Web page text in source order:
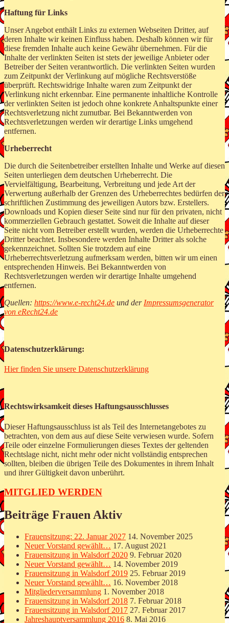
Haftung für Links
Unser Angebot enthält Links zu externen Webseiten Dritter, auf
deren Inhalte wir keinen Einfluss haben. Deshalb können wir für
diese fremden Inhalte auch keine Gewähr übernehmen. Für die
Inhalte der verlinkten Seiten ist stets der jeweilige Anbieter oder
Betreiber der Seiten verantwortlich. Die verlinkten Seiten wurden
zum Zeitpunkt der Verlinkung auf mögliche Rechtsverstöße
überprüft. Rechtswidrige Inhalte waren zum Zeitpunkt der
Verlinkung nicht erkennbar. Eine permanente inhaltliche Kontrolle
der verlinkten Seiten ist jedoch ohne konkrete Anhaltspunkte einer
Rechtsverletzung nicht zumutbar. Bei Bekanntwerden von
Rechtsverletzungen werden wir derartige Links umgehend
entfernen.
Urheberrecht
Die durch die Seitenbetreiber erstellten Inhalte und Werke auf diesen
Seiten unterliegen dem deutschen Urheberrecht. Die
Vervielfältigung, Bearbeitung, Verbreitung und jede Art der
Verwertung außerhalb der Grenzen des Urheberrechtes bedürfen der
schriftlichen Zustimmung des jeweiligen Autors bzw. Erstellers.
Downloads und Kopien dieser Seite sind nur für den privaten, nicht
kommerziellen Gebrauch gestattet. Soweit die Inhalte auf dieser
Seite nicht vom Betreiber erstellt wurden, werden die Urheberrechte
Dritter beachtet. Insbesondere werden Inhalte Dritter als solche
gekennzeichnet. Sollten Sie trotzdem auf eine
Urheberrechtsverletzung aufmerksam werden, bitten wir um einen
entsprechenden Hinweis. Bei Bekanntwerden von
Rechtsverletzungen werden wir derartige Inhalte umgehend
entfernen.
Quellen: https://www.e-recht24.de und der Impressumsgenerator
von eRecht24.de
Datenschutzerklärung:
Hier finden Sie unsere Datenschutzerklärung
Rechtswirksamkeit dieses Haftungsausschlusses
Dieser Haftungsausschluss ist als Teil des Internetangebotes zu
betrachten, von dem aus auf diese Seite verwiesen wurde. Sofern
Teile oder einzelne Formulierungen dieses Textes der geltenden
Rechtslage nicht, nicht mehr oder nicht vollständig entsprechen
sollten, bleiben die übrigen Teile des Dokumentes in ihrem Inhalt
und ihrer Gültigkeit davon unberührt.
MITGLIED WERDEN
Beiträge Frauen Aktiv
Frauensitzung: 22. Januar 2027 14. November 2025
Neuer Vorstand gewählt… 17. August 2021
Frauensitzung in Walsdorf 2020 9. Februar 2020
Neuer Vorstand gewählt… 14. November 2019
Frauensitzung in Walsdorf 2019 25. Februar 2019
Neuer Vorstand gewählt… 16. November 2018
Mitgliederversammlung 1. November 2018
Frauensitzung in Walsdorf 2018 7. Februar 2018
Frauensitzung in Walsdorf 2017 27. Februar 2017
Jahreshauptversammlung 2016 8. Mai 2016